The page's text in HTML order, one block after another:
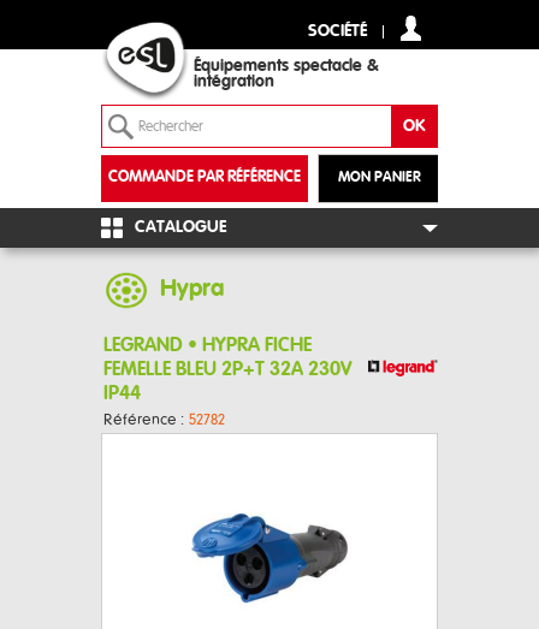
SOCIÉTÉ
Équipements spectacle &
intégration
MON PANIER
COMMANDE PAR RÉFÉRENCE
+
CATALOGUE
Hypra
LEGRAND • HYPRA FICHE
FEMELLE BLEU 2P+T 32A 230V
IP44
Référence : 52782